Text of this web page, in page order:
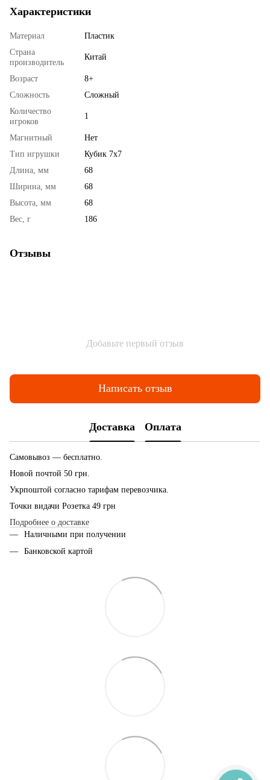
Характеристики
Материал
Пластик
Страна
производитель
Китай
Возраст
8+
Сложность
Сложный
Количество
игроков
1
Магнитный
Нет
Тип игрушки
Кубик 7x7
Длина, мм
68
Ширина, мм
68
Высота, мм
68
Вес, г
186
Отзывы
Добавьте первый отзыв
Написать отзыв
Доставка Оплата
Самовывоз — бесплатно.
Новой почтой 50 грн.
Укрпоштой согласно тарифам перевозчика.
Точки видачи Розетка 49 грн
Подробнее о доставке
Наличными при получении
Банковской картой